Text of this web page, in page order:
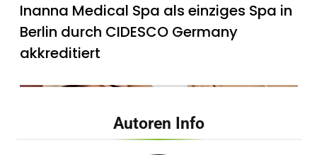
Inanna Medical Spa als einziges Spa in
Berlin durch CIDESCO Germany
akkreditiert
Autoren Info